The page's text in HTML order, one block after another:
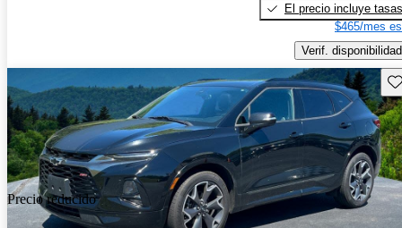
El precio incluye tasas
$465/mes
Verif. disponibilidad
Precio reducido